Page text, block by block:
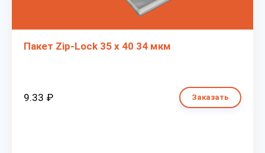
Пакет Zip-Lock 35 х 40 34 мкм
9.33 ₽ Заказать